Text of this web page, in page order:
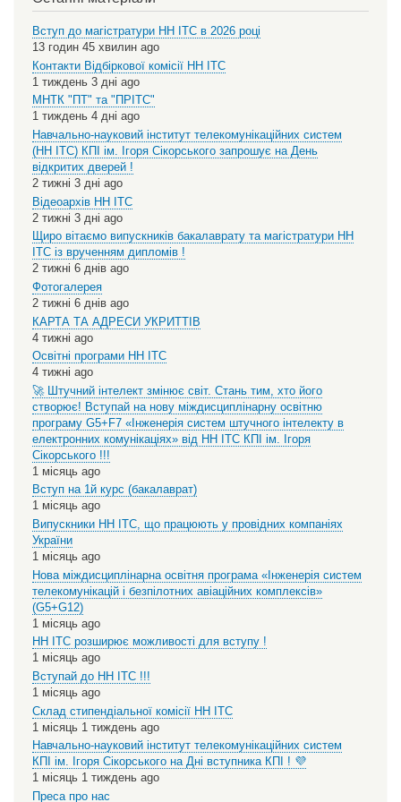
Вступ до магістратури НН ІТС в 2026 році
13 годин 45 хвилин ago
Контакти Відбіркової комісії НН ІТС
1 тиждень 3 дні ago
МНТК "ПТ" та "ПРІТС"
1 тиждень 4 дні ago
Навчально-науковий інститут телекомунікаційних систем
(НН ІТС) КПІ ім. Ігоря Сікорського запрошує на День
відкритих дверей !
2 тижні 3 дні ago
Відеоархів НН ІТС
2 тижні 3 дні ago
Щиро вітаємо випускників бакалаврату та магістратури НН
ІТС із врученням дипломів !
2 тижні 6 днів ago
Фотогалерея
2 тижні 6 днів ago
КАРТА ТА АДРЕСИ УКРИТТІВ
4 тижні ago
Освітні програми НН ІТС
4 тижні ago
🚀 Штучний інтелект змінює світ. Стань тим, хто його
створює! Вступай на нову міждисциплінарну освітню
програму G5+F7 «Інженерія систем штучного інтелекту в
електронних комунікаціях» від НН ІТС КПІ ім. Ігоря
Сікорського !!!
1 місяць ago
Вступ на 1й курс (бакалаврат)
1 місяць ago
Випускники НН ІТС, що працюють у провідних компаніях
України
1 місяць ago
Нова міждисциплінарна освітня програма «Інженерія систем
телекомунікацій і безпілотних авіаційних комплексів»
(G5+G12)
1 місяць ago
НН ІТС розширює можливості для вступу !
1 місяць ago
Вступай до НН ІТС !!!
1 місяць ago
Склад стипендіальної комісії НН ІТС
1 місяць 1 тиждень ago
Навчально-науковий інститут телекомунікаційних систем
КПІ ім. Ігоря Сікорського на Дні вступника КПІ ! 💜
1 місяць 1 тиждень ago
Преса про нас